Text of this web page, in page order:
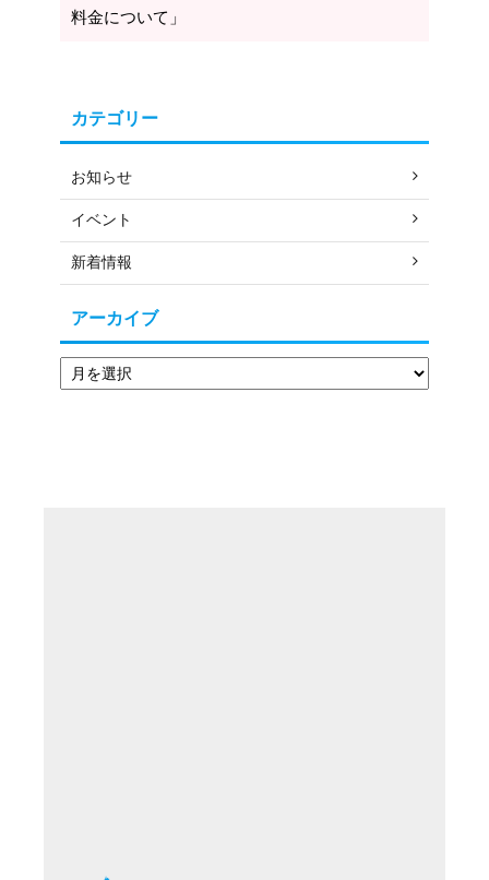
料金について」
カテゴリー
お知らせ
イベント
新着情報
アーカイブ